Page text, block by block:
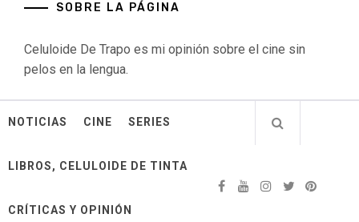
SOBRE LA PÁGINA
Celuloide De Trapo es mi opinión sobre el cine sin
pelos en la lengua.
NOTICIAS CINE SERIES
LIBROS, CELULOIDE DE TINTA
CRÍTICAS Y OPINIÓN